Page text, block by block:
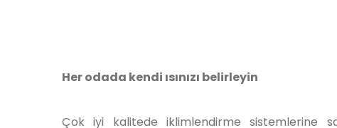
Her odada kendi ısınızı belirleyin
Çok iyi kalitede iklimlendirme sistemlerine